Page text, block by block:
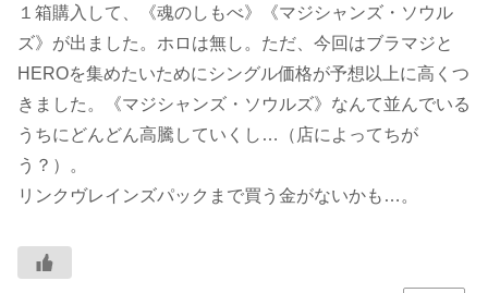
１箱購入して、《魂のしもべ》《マジシャンズ・ソウル
ズ》が出ました。ホロは無し。ただ、今回はブラマジと
HEROを集めたいためにシングル価格が予想以上に高くつ
きました。《マジシャンズ・ソウルズ》なんて並んでいる
うちにどんどん高騰していくし…（店によってちが
う？）。
リンクヴレインズパックまで買う金がないかも…。